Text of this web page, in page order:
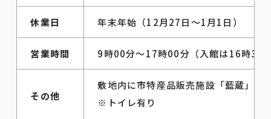
休業日 年末年始（12月27日～1月1日）
営業時間 9時00分～17時00分（入館は16時30
その他
敷地内に市特産品販売施設「藍蔵」が
※トイレ有り